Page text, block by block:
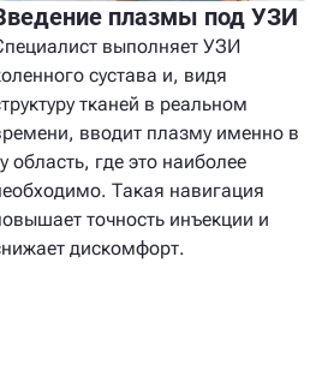
плазмы под УЗИ
выполняет УЗИ
сустава и, видя
тканей в реальном
вводит плазму именно в
область, где это наиболее
Такая навигация
точность инъекции и
дискомфорт.